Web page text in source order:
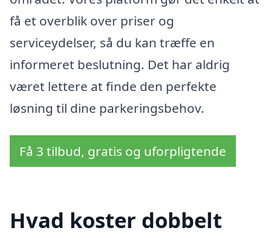
få et overblik over priser og
serviceydelser, så du kan træffe en
informeret beslutning. Det har aldrig
været lettere at finde den perfekte
løsning til dine parkeringsbehov.
Få 3 tilbud, gratis og uforpligtende
Hvad koster dobbelt